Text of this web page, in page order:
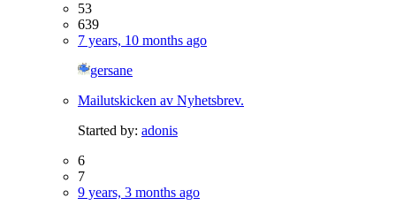
53
639
7 years, 10 months ago
gersane
Mailutskicken av Nyhetsbrev.
Started by: adonis
6
7
9 years, 3 months ago